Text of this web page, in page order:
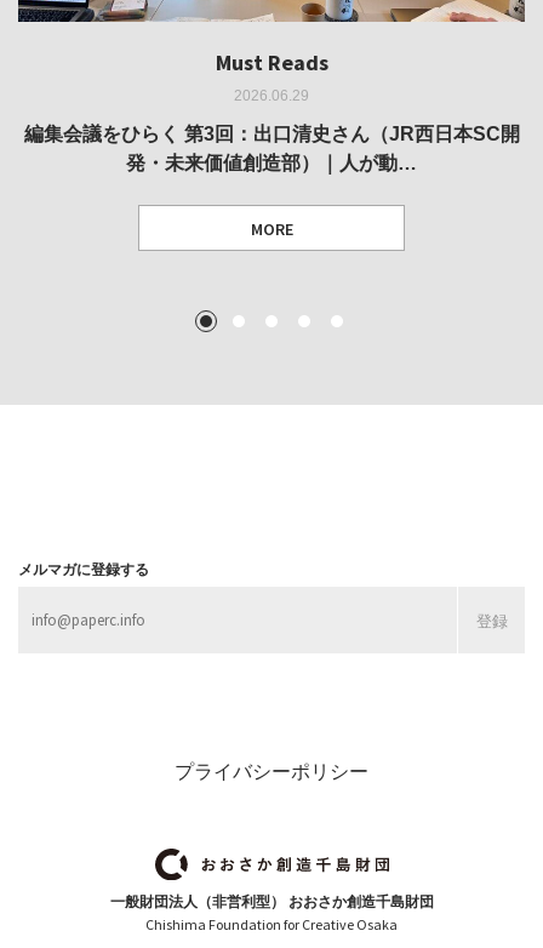
Must Reads
2026.06.29
編集会議をひらく 第3回：出口清史さん（JR西日本SC開
発・未来価値創造部）｜人が動…
MORE
Must Reads
2026.05.14
REVIEW｜果たして美術家・梅津庸一は、「大阪のゆかり
作家」となることができたのか…
Must Reads
2026.03.11
REPORT｜博覧会の残像
MORE
Must Reads
2026.02.25
REVIEW｜菊池聡太朗 個展「余りの風景」
MORE
Must Reads
2025.10.01
REVIEW｜生の存在証明としての線——「ライフライン」
展
1 2 3 4 5
メルマガに登録する
プライバシーポリシー
一般財団法人（非営利型） おおさか創造千島財団
Chishima Foundation for Creative Osaka